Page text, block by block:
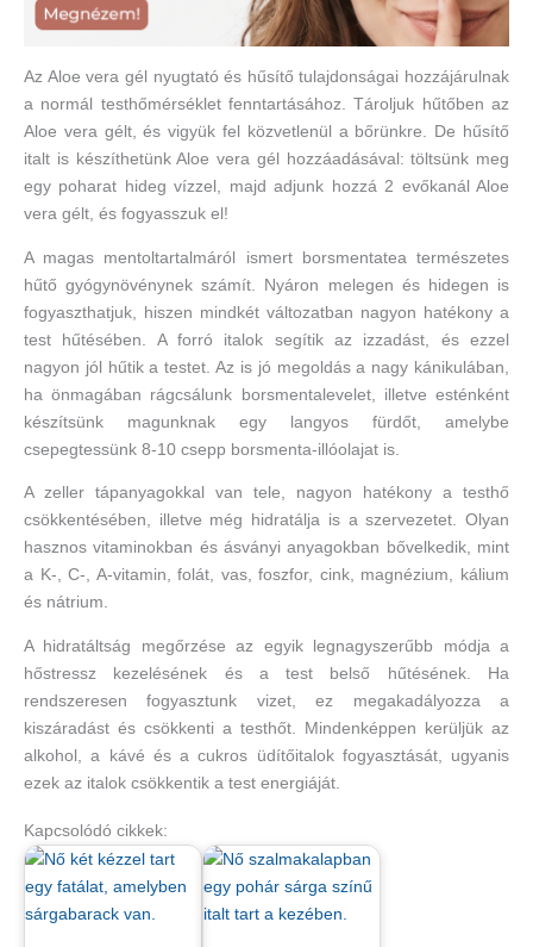
Az Aloe vera gél nyugtató és hűsítő tulajdonságai hozzájárulnak
a normál testhőmérséklet fenntartásához. Tároljuk hűtőben az
Aloe vera gélt, és vigyük fel közvetlenül a bőrünkre. De hűsítő
italt is készíthetünk Aloe vera gél hozzáadásával: töltsünk meg
egy poharat hideg vízzel, majd adjunk hozzá 2 evőkanál Aloe
vera gélt, és fogyasszuk el!
A magas mentoltartalmáról ismert borsmentatea természetes
hűtő gyógynövénynek számít. Nyáron melegen és hidegen is
fogyaszthatjuk, hiszen mindkét változatban nagyon hatékony a
test hűtésében. A forró italok segítik az izzadást, és ezzel
nagyon jól hűtik a testet. Az is jó megoldás a nagy kánikulában,
ha önmagában rágcsálunk borsmentalevelet, illetve esténként
készítsünk magunknak egy langyos fürdőt, amelybe
csepegtessünk 8-10 csepp borsmenta-illóolajat is.
A zeller tápanyagokkal van tele, nagyon hatékony a testhő
csökkentésében, illetve még hidratálja is a szervezetet. Olyan
hasznos vitaminokban és ásványi anyagokban bővelkedik, mint
a K-, C-, A-vitamin, folát, vas, foszfor, cink, magnézium, kálium
és nátrium.
A hidratáltság megőrzése az egyik legnagyszerűbb módja a
hőstressz kezelésének és a test belső hűtésének. Ha
rendszeresen fogyasztunk vizet, ez megakadályozza a
kiszáradást és csökkenti a testhőt. Mindenképpen kerüljük az
alkohol, a kávé és a cukros üdítőitalok fogyasztását, ugyanis
ezek az italok csökkentik a test energiáját.
Kapcsolódó cikkek: